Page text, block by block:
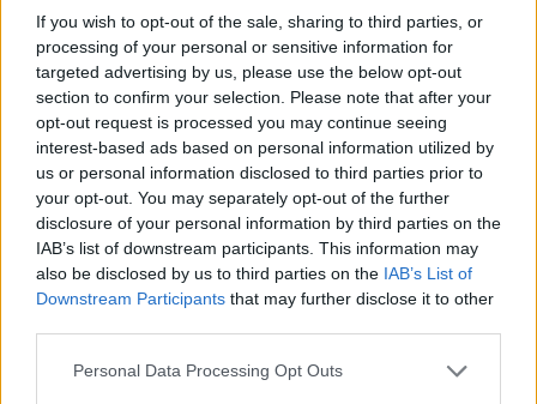
If you wish to opt-out of the sale, sharing to third parties, or
processing of your personal or sensitive information for
targeted advertising by us, please use the below opt-out
section to confirm your selection. Please note that after your
opt-out request is processed you may continue seeing
interest-based ads based on personal information utilized by
us or personal information disclosed to third parties prior to
your opt-out. You may separately opt-out of the further
disclosure of your personal information by third parties on the
IAB’s list of downstream participants. This information may
also be disclosed by us to third parties on the IAB’s List of
Downstream Participants that may further disclose it to other
Please note that this website/app uses one or more Google
Personal Data Processing Opt Outs